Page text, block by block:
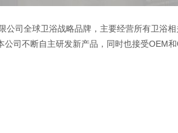
公司全球卫浴战略品牌，主要经营所有卫浴
司不断自主研发新产品，同时也接受OEM